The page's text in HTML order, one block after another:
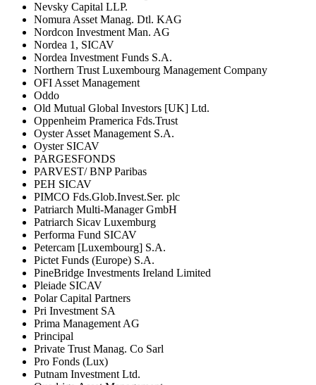
Nevsky Capital LLP.
Nomura Asset Manag. Dtl. KAG
Nordcon Investment Man. AG
Nordea 1, SICAV
Nordea Investment Funds S.A.
Northern Trust Luxembourg Management Company
OFI Asset Management
Oddo
Old Mutual Global Investors [UK] Ltd.
Oppenheim Pramerica Fds.Trust
Oyster Asset Management S.A.
Oyster SICAV
PARGESFONDS
PARVEST/ BNP Paribas
PEH SICAV
PIMCO Fds.Glob.Invest.Ser. plc
Patriarch Multi-Manager GmbH
Patriarch Sicav Luxemburg
Performa Fund SICAV
Petercam [Luxembourg] S.A.
Pictet Funds (Europe) S.A.
PineBridge Investments Ireland Limited
Pleiade SICAV
Polar Capital Partners
Pri Investment SA
Prima Management AG
Principal
Private Trust Manag. Co Sarl
Pro Fonds (Lux)
Putnam Investment Ltd.